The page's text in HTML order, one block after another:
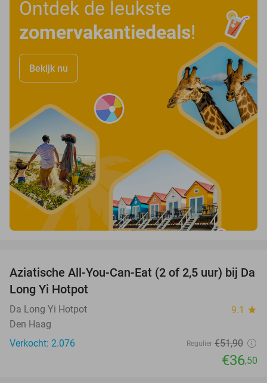
Ontdek de leukste
zomervakantiedeals!
Bekijk nu
30%
Aziatische All-You-Can-Eat (2 of 2,5 uur) bij Da
Long Yi Hotpot
Da Long Yi Hotpot 9.1 star
Den Haag
Verkocht: 2.076
Regulier €51,90
€36,50